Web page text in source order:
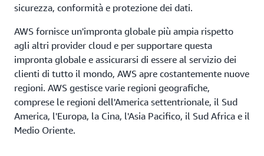
Los Angeles, California
Miami, Florida
Minneapolis, Minnesota
Montreal, Quebec
Nashville, Tennessee
St. Louis, Missouri
Tampa Bay, Florida
Toronto, Ontario
Washington D.C.
sicurezza, conformità e protezione dei dati.
AWS fornisce un'impronta globale più ampia rispetto
agli altri provider cloud e per supportare questa
impronta globale e assicurarsi di essere al servizio dei
clienti di tutto il mondo, AWS apre costantemente nuove
regioni. AWS gestisce varie regioni geografiche,
comprese le regioni dell'America settentrionale, il Sud
America, l'Europa, la Cina, l'Asia Pacifico, il Sud Africa e il
Medio Oriente.